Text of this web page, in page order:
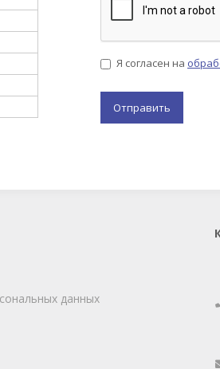
Я согласен на
данных